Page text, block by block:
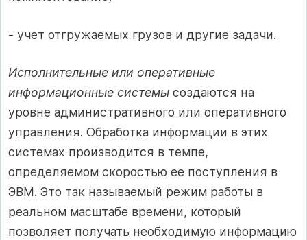
- учет отгружаемых грузов и другие задачи.
Исполнительные или оперативные
информационные системы создаются на
уровне административного или оперативного
управления. Обработка информации в этих
системах производится в темпе,
определяемом скоростью ее поступления в
ЭВМ. Это так называемый режим работы в
реальном масштабе времени, который
позволяет получать необходимую информацию